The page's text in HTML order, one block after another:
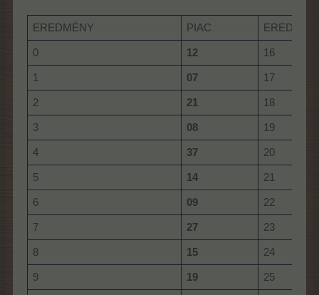
EREDMÉNY PIAC
0 12 16
1 07 17
2 21 18
3 08 19
4 37 20
5 14 21
6 09 22
7 27 23
8 15 24
9 19 25